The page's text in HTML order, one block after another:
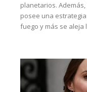
planetarios.
posee una
fuego y más se aleja